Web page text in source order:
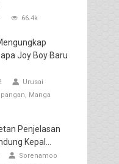
66.4k
Joy Boy Baru
Urusai
Manga
Penjelasan
Kepal...
Sorenamoo